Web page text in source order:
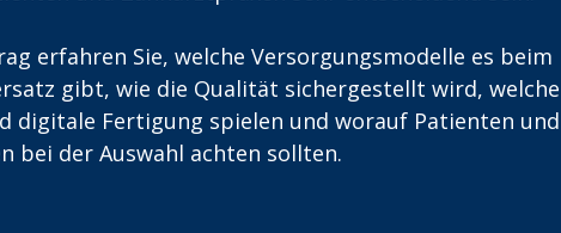
erfahren Sie, welche Versorgungsmodelle es beim
gibt, wie die Qualität sichergestellt wird,
digitale Fertigung spielen und worauf Patienten und
bei der Auswahl achten sollten.